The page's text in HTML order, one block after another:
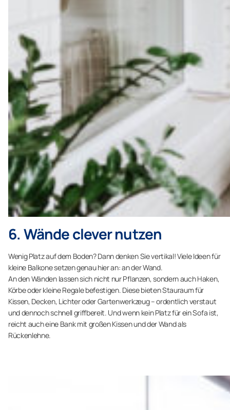
6. Wände clever nutzen
Wenig Platz auf dem Boden? Dann denken Sie vertikal! Viele Ideen für
kleine Balkone setzen genau hier an: an der Wand.
An den Wänden lassen sich nicht nur Pflanzen, sondern auch Haken,
Körbe oder kleine Regale befestigen. Diese bieten Stauraum für
Kissen, Decken, Lichter oder Gartenwerkzeug – ordentlich verstaut
und dennoch schnell griffbereit. Und wenn kein Platz für ein Sofa ist,
reicht auch eine Bank mit großen Kissen und der Wand als
Rückenlehne.